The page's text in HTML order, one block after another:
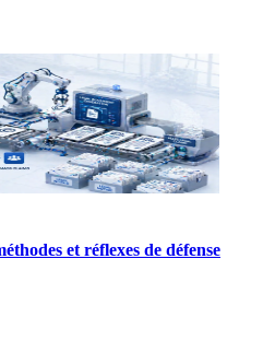
et réflexes de défense